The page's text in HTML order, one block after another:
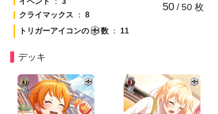
クライマックス ： 8
トリガーアイコンの
数 ： 11
50/ 50 枚
デッキ